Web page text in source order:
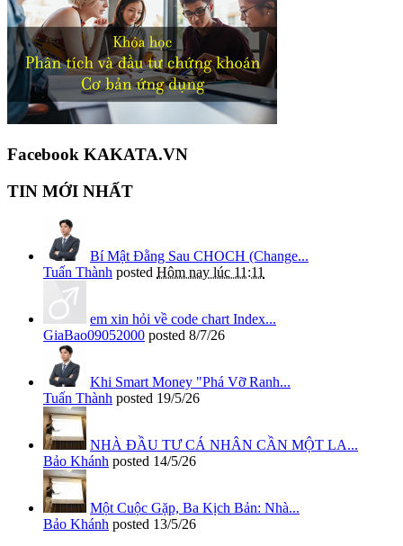
Facebook KAKATA.VN
TIN MỚI NHẤT
Bí Mật Đằng Sau CHOCH (Change...
Tuấn Thành posted Hôm nay lúc 11:11
em xin hỏi về code chart Index...
GiaBao09052000 posted 8/7/26
Khi Smart Money "Phá Vỡ Ranh...
Tuấn Thành posted 19/5/26
NHÀ ĐẦU TƯ CÁ NHÂN CẦN MỘT LA...
Bảo Khánh posted 14/5/26
Một Cuộc Gặp, Ba Kịch Bản: Nhà...
Bảo Khánh posted 13/5/26